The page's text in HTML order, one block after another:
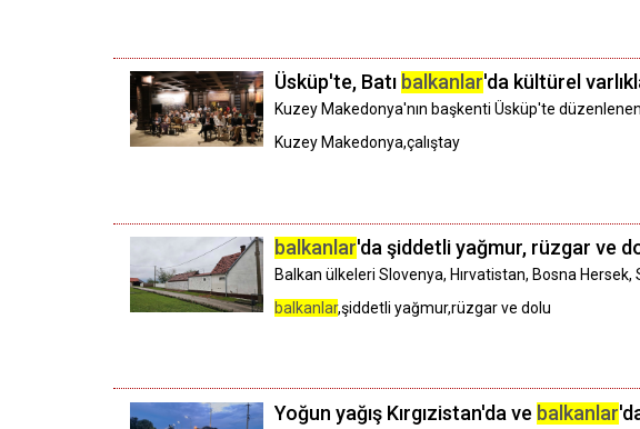
Üsküp'te, Batı balkanlar'da kültürel
Kuzey Makedonya'nın başkenti Üsküp'te
Kuzey Makedonya,çalıştay
balkanlar'da şiddetli yağmur, rüzgar ve
Balkan ülkeleri Slovenya, Hırvatistan, Bosna
balkanlar,şiddetli yağmur,rüzgar ve dolu
Yoğun yağış Kırgızistan'da ve balkanlar